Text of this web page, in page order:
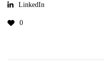
LinkedIn
0